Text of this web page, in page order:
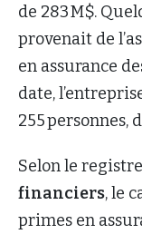
de 283 M$.
provenait de
en assurance
date,
255 personnes,
Selon le registre
financiers, le
primes en